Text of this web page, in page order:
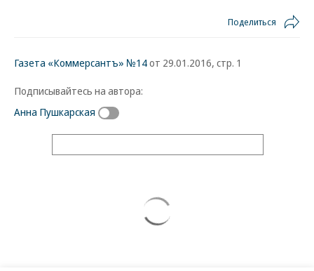
Поделиться
Газета «Коммерсантъ» №14от 29.01.2016, стр. 1
Подписывайтесь на автора:
Анна Пушкарская